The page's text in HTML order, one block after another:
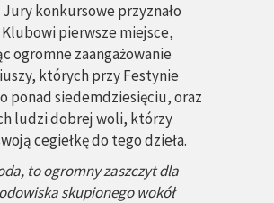
konkursowe przyznało
pierwsze miejsce,
ogromne zaangażowanie
których przy Festynie
ponad siedemdziesięciu, oraz
ludzi dobrej woli, którzy
cegiełkę do tego dzieła.
to ogromny zaszczyt dla
skupionego wokół